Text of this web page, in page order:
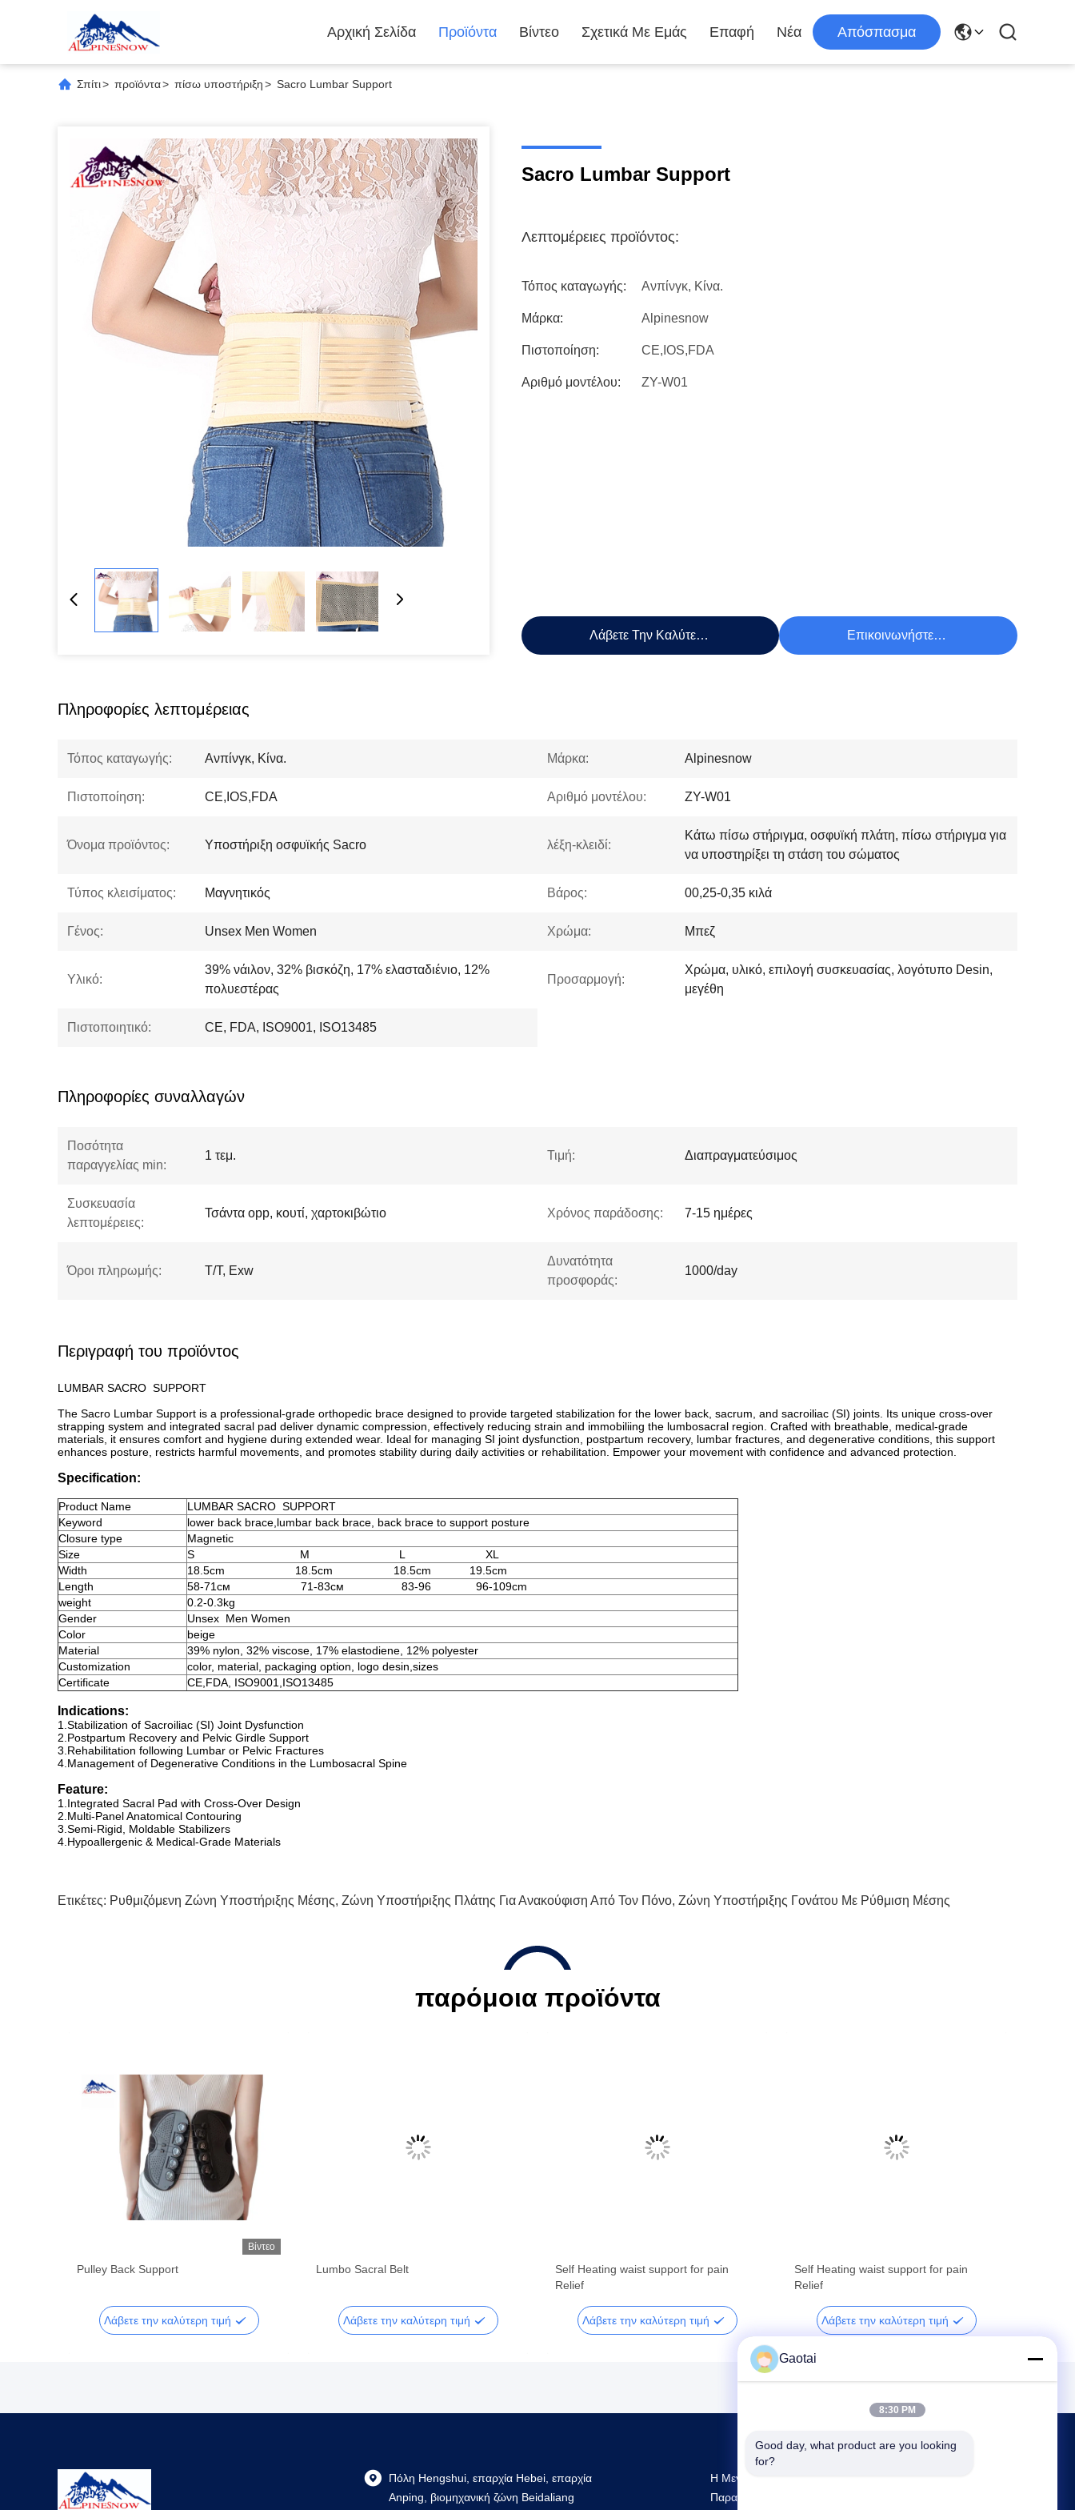
Αρχική Σελίδα Προϊόντα Βίντεο Σχετικά Με Εμάς Επαφή Νέα Απόσπασμα
Σπίτι> προϊόντα> πίσω υποστήριξη> Sacro Lumbar Support
Sacro Lumbar Support
Λεπτομέρειες προϊόντος:
Τόπος καταγωγής: Ανπίνγκ, Κίνα.
Μάρκα: Alpinesnow
Πιστοποίηση: CE,IOS,FDA
Αριθμό μοντέλου: ZY-W01
Λάβετε Την Καλύτερη Τιμή Επικοινωνήστε Τώρα
Πληροφορίες λεπτομέρειας
Τόπος καταγωγής: Ανπίνγκ, Κίνα. Μάρκα: Alpinesnow
Πιστοποίηση: CE,IOS,FDA Αριθμό μοντέλου: ZY-W01
Όνομα προϊόντος: Υποστήριξη οσφυϊκής Sacro λέξη-κλειδί:
Κάτω πίσω στήριγμα, οσφυϊκή πλάτη, πίσω στήριγμα για
να υποστηρίξει τη στάση του σώματος
Τύπος κλεισίματος: Μαγνητικός Βάρος: 00,25-0,35 κιλά
Γένος: Unsex Men Women Χρώμα: Μπεζ
Υλικό:
39% νάιλον, 32% βισκόζη, 17% ελασταδιένιο, 12%
πολυεστέρας
Προσαρμογή:
Χρώμα, υλικό, επιλογή συσκευασίας, λογότυπο Desin,
μεγέθη
Πιστοποιητικό: CE, FDA, ISO9001, ISO13485
Πληροφορίες συναλλαγών
Ποσότητα
παραγγελίας min:
1 τεμ. Τιμή: Διαπραγματεύσιμος
Συσκευασία
λεπτομέρειες:
Τσάντα opp, κουτί, χαρτοκιβώτιο Χρόνος παράδοσης: 7-15 ημέρες
Όροι πληρωμής: T/T, Exw
Δυνατότητα
προσφοράς:
1000/day
Περιγραφή του προϊόντος
LUMBAR SACRO SUPPORT
The Sacro Lumbar Support is a professional-grade orthopedic brace designed to provide targeted stabilization for the lower back, sacrum, and sacroiliac (SI) joints. Its unique cross-over
strapping system and integrated sacral pad deliver dynamic compression, effectively reducing strain and immobiliing the lumbosacral region. Crafted with breathable, medical-grade
materials, it ensures comfort and hygiene during extended wear. Ideal for managing SI joint dysfunction, postpartum recovery, lumbar fractures, and degenerative conditions, this support
enhances posture, restricts harmful movements, and promotes stability during daily activities or rehabilitation. Empower your movement with confidence and advanced protection.
Specification:
Product Name LUMBAR SACRO SUPPORT
Keyword
lower back brace lumbar back brace, back brace to support posture
Closure type
Magnetic
Size
S M L
XL
Width
18.5cm 18.5cm 18.5cm
19.5cm
Length
58-71см 71-83см 83-96
96-109cm
weight
0.2-0.3kg
Gender
Unsex Men Women
Color
beige
Material
39% nylon, 32% viscose, 17% elastodiene, 12% polyester
Customization
color, material, packaging option, logo desin,sizes
Certificate
CE,FDA, ISO9001,ISO13485
Indications:
1.Stabilization of Sacroiliac (SI) Joint Dysfunction
2.Postpartum Recovery and Pelvic Girdle Support
3.Rehabilitation following Lumbar or Pelvic Fractures
4.Management of Degenerative Conditions in the Lumbosacral Spine
Feature:
1.Integrated Sacral Pad with Cross-Over Design
2.Multi-Panel Anatomical Contouring
3.Semi-Rigid, Moldable Stabilizers
4.Hypoallergenic & Medical-Grade Materials
Ετικέτες: Ρυθμιζόμενη Ζώνη Υποστήριξης Μέσης, Ζώνη Υποστήριξης Πλάτης Για Ανακούφιση Από Τον Πόνο, Ζώνη Υποστήριξης Γονάτου Με Ρύθμιση Μέσης
παρόμοια προϊόντα
Βίντεο
Pulley Back Support
Λάβετε την καλύτερη τιμή
Lumbo Sacral Belt
Λάβετε την καλύτερη τιμή
Self Heating waist support for pain
Relief
Λάβετε την καλύτερη τιμή
Self Heating waist support for pain
Relief
Λάβετε την καλύτερη τιμή
Πόλη Hengshui, επαρχία Hebei, επαρχία
Anping, βιομηχανική ζώνη Beidaliang
Η Μεγαλύτερη Έρευνα Και Ανάπτυξη Και
Παραγωγή Back Support Προμηθευτής Στην
Gaotai
8:30 PM
Good day, what product are you looking
for?